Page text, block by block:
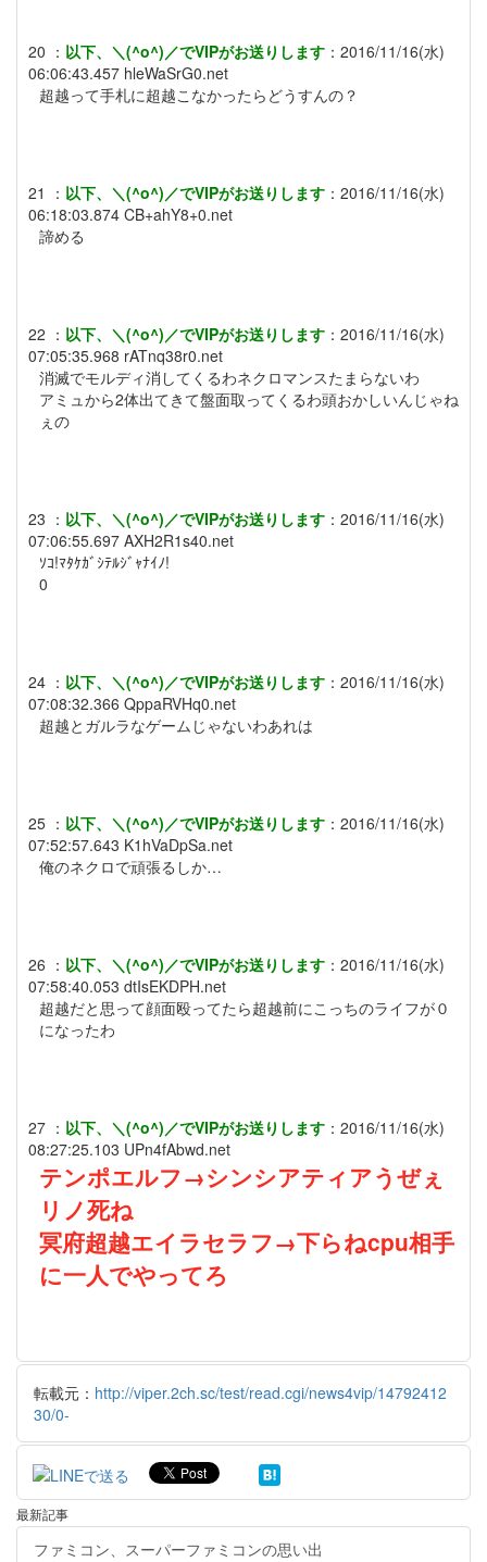
20 ： 以下、＼(^o^)／でVIPがお送りします ： 2016/11/16(水)
06:06:43.457 hleWaSrG0.net
超越って手札に超越こなかったらどうすんの？
21 ： 以下、＼(^o^)／でVIPがお送りします ： 2016/11/16(水)
06:18:03.874 CB+ahY8+0.net
諦める
22 ： 以下、＼(^o^)／でVIPがお送りします ： 2016/11/16(水)
07:05:35.968 rATnq38r0.net
消滅でモルディ消してくるわネクロマンスたまらないわ
アミュから2体出てきて盤面取ってくるわ頭おかしいんじゃね
ぇの
23 ： 以下、＼(^o^)／でVIPがお送りします ： 2016/11/16(水)
07:06:55.697 AXH2R1s40.net
ｿｺ!ﾏﾀｹｶﾞｼﾃﾙｼﾞｬﾅｲﾉ!
0
24 ： 以下、＼(^o^)／でVIPがお送りします ： 2016/11/16(水)
07:08:32.366 QppaRVHq0.net
超越とガルラなゲームじゃないわあれは
25 ： 以下、＼(^o^)／でVIPがお送りします ： 2016/11/16(水)
07:52:57.643 K1hVaDpSa.net
俺のネクロで頑張るしか…
26 ： 以下、＼(^o^)／でVIPがお送りします ： 2016/11/16(水)
07:58:40.053 dtIsEKDPH.net
超越だと思って顔面殴ってたら超越前にこっちのライフが０
になったわ
27 ： 以下、＼(^o^)／でVIPがお送りします ： 2016/11/16(水)
08:27:25.103 UPn4fAbwd.net
テンポエルフ→シンシアティアうぜぇ
リノ死ね
冥府超越エイラセラフ→下らねcpu相手
に一人でやってろ
転載元： http://viper.2ch.sc/test/read.cgi/news4vip/14792412
30/0-
最新記事
ファミコン、スーパーファミコンの思い出